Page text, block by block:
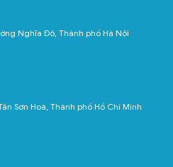
Nghĩa Đô, Thành phố Hà Nội
Sơn Hoà, Thành phố Hồ Chí Minh